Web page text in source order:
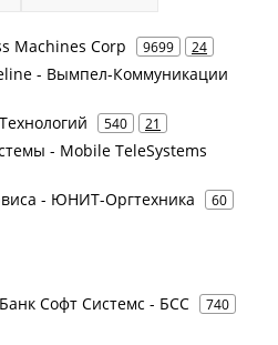
Machines Corp 9699 24
- Вымпел-Коммуникации
540 21
- Mobile TeleSystems
- ЮНИТ-Оргтехника
60
Софт Системс - БСС
740